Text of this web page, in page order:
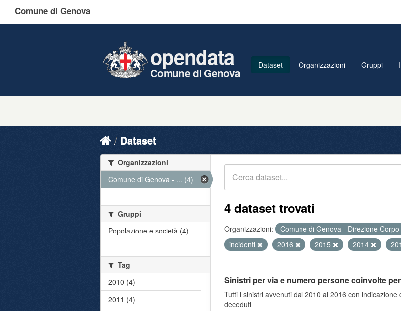
Comune di Genova
opendata
Comune di Genova
Dataset Organizzazioni Gruppi
Dataset
4 dataset trovati
Organizzazioni: Comune di Genova - Direzione Corpo
incidenti
2016 2015 2014
Sinistri per via e numero persone coinvolte
Tutti i sinistri avvenuti dal 2010 al 2016 con
deceduti
Organizzazioni
Comune di Genova - ... (4)
Gruppi
Popolazione e società (4)
Tag
2010 (4)
2011 (4)